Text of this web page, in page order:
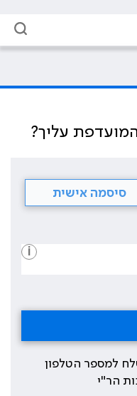
עליך?
סיסמה אישית
i
למספר הטלפון
הר"י